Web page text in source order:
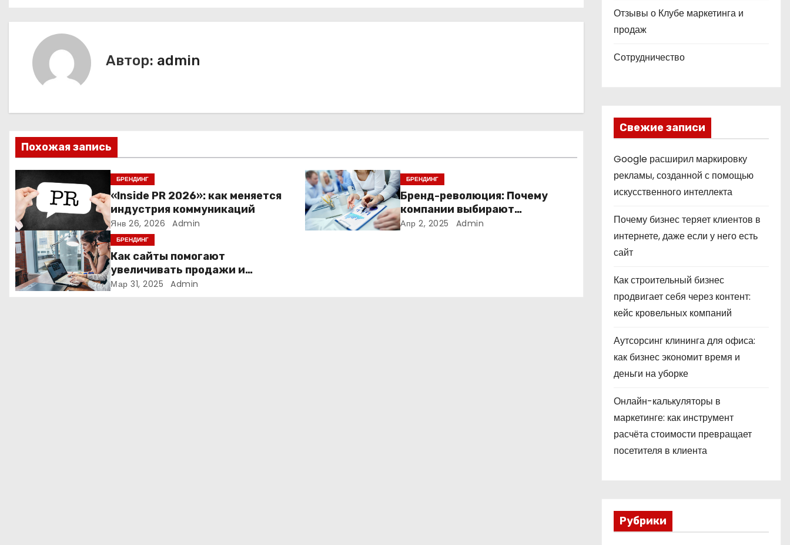
ц
и
я
п
о
з
а
Автор: admin
Похожая запись
БРЕНДИНГ
«Inside PR 2026»: как меняется
индустрия коммуникаций
Янв 26, 2026 Admin
БРЕНДИНГ
Бренд-революция: Почему
компании выбирают
адаптивные логотипы?
Апр 2, 2025 Admin
БРЕНДИНГ
Как сайты помогают
увеличивать продажи и
формировать лояльность
Мар 31, 2025 Admin
Отзывы о Клубе маркетинга и
продаж
Сотрудничество
Свежие записи
Google расширил маркировку
рекламы, созданной с помощью
искусственного интеллекта
Почему бизнес теряет клиентов в
интернете, даже если у него есть
сайт
Как строительный бизнес
продвигает себя через контент:
кейс кровельных компаний
Аутсорсинг клининга для офиса:
как бизнес экономит время и
деньги на уборке
Онлайн-калькуляторы в
маркетинге: как инструмент
расчёта стоимости превращает
посетителя в клиента
Рубрики